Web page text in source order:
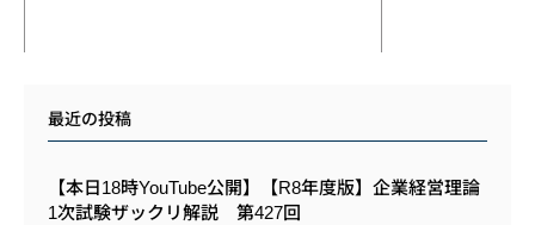
最近の投稿
【本日18時YouTube公開】【R8年度版】企業経営理論
1次試験ザックリ解説 第427回